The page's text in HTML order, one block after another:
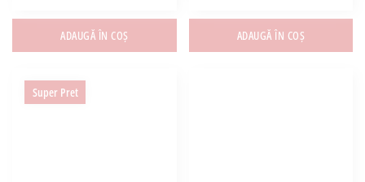
ADAUGĂ ÎN COȘ ADAUGĂ ÎN COȘ
Super Pret